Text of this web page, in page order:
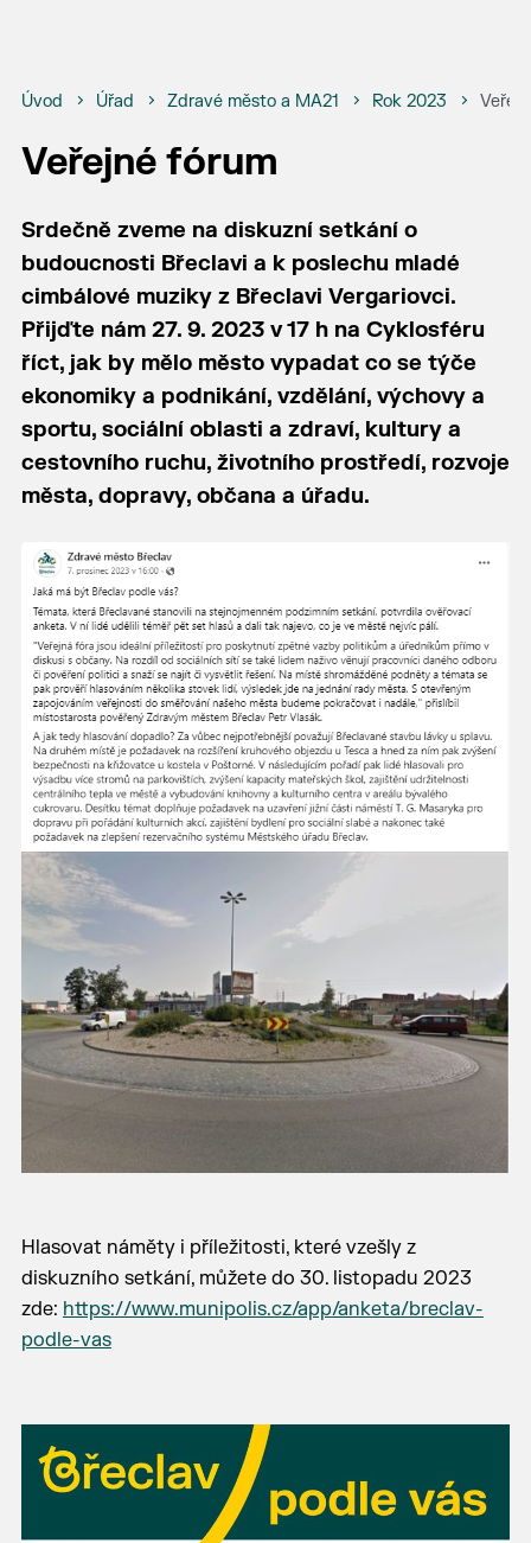
Úvod Úřad Zdravé město a MA21 Rok 2023
Veřejné fórum
Srdečně zveme na diskuzní setkání o
budoucnosti Břeclavi a k poslechu mladé
cimbálové muziky z Břeclavi Vergariovci.
Přijďte nám 27. 9. 2023 v 17 h na Cyklosféru
říct, jak by mělo město vypadat co se týče
ekonomiky a podnikání, vzdělání, výchovy a
sportu, sociální oblasti a zdraví, kultury a
cestovního ruchu, životního prostředí, rozvoje
města, dopravy, občana a úřadu.
Hlasovat náměty i příležitosti, které vzešly z
diskuzního setkání, můžete do 30. listopadu 2023
zde: https://www.munipolis.cz/app/anketa/breclav-
podle-vas